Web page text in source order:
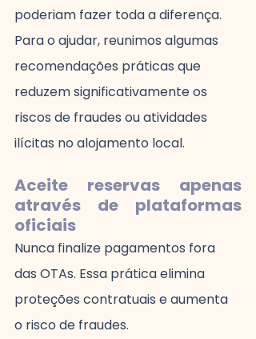
poderiam fazer toda a diferença.
Para o ajudar, reunimos algumas
recomendações práticas que
reduzem significativamente os
riscos de fraudes ou atividades
ilícitas no alojamento local.
Aceite reservas apenas
através de plataformas
oficiais
Nunca finalize pagamentos fora
das OTAs. Essa prática elimina
proteções contratuais e aumenta
o risco de fraudes.